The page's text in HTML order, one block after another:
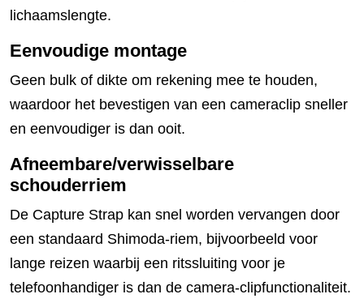
lichaamslengte.
Eenvoudige montage
Geen bulk of dikte om rekening mee te houden,
waardoor het bevestigen van een cameraclip sneller
en eenvoudiger is dan ooit.
Afneembare/verwisselbare
schouderriem
De Capture Strap kan snel worden vervangen door
een standaard Shimoda-riem, bijvoorbeeld voor
lange reizen waarbij een ritssluiting voor je
telefoonhandiger is dan de camera-clipfunctionaliteit.